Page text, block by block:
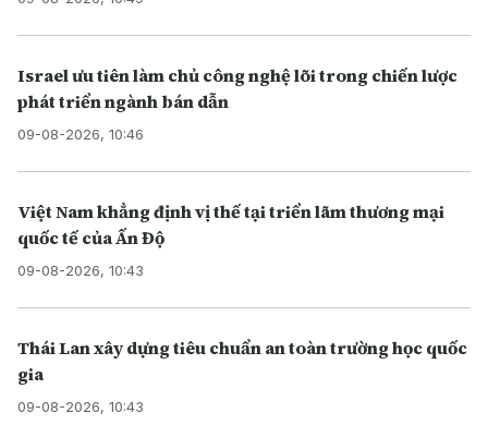
Israel ưu tiên làm chủ công nghệ lõi trong chiến lược
phát triển ngành bán dẫn
09-08-2026, 10:46
Việt Nam khẳng định vị thế tại triển lãm thương mại
quốc tế của Ấn Độ
09-08-2026, 10:43
Thái Lan xây dựng tiêu chuẩn an toàn trường học quốc
gia
09-08-2026, 10:43